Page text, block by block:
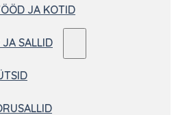
JA KOTID
SALLID